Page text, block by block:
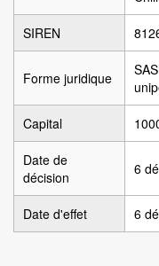
SIREN
Forme juridique
Capital
Date de
décision
6
Date d'effet 6